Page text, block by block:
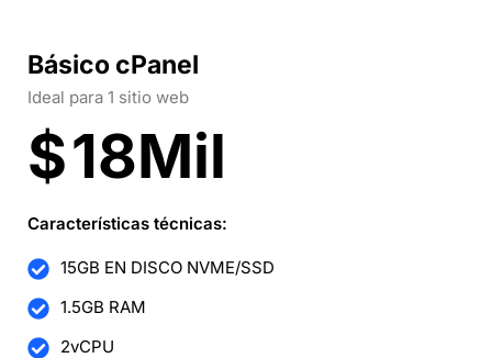
Básico cPanel
Ideal para 1 sitio web
$18Mil
Características técnicas:
15GB EN DISCO NVME/SSD
1.5GB RAM
2vCPU